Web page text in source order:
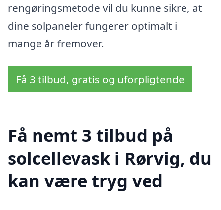
rengøringsmetode vil du kunne sikre, at
dine solpaneler fungerer optimalt i
mange år fremover.
Få 3 tilbud, gratis og uforpligtende
Få nemt 3 tilbud på
solcellevask i Rørvig, du
kan være tryg ved